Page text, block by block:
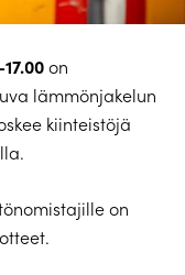
on
lämmönjakelun
kiinteistöjä
on